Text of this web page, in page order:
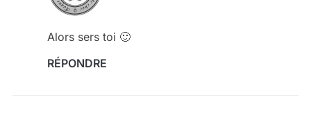
Alors sers toi 🙂
RÉPONDRE